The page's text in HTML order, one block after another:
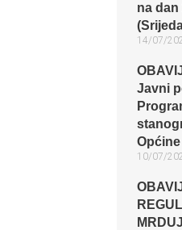
na dan
14/07/
Javni
10/07/